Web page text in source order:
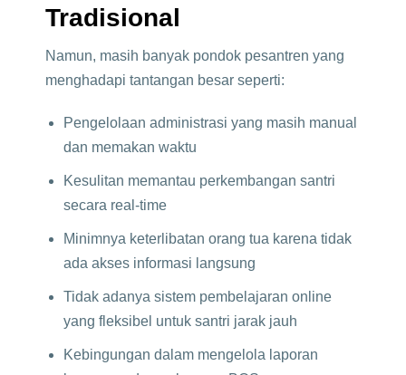
Tradisional
Namun, masih banyak pondok pesantren yang
menghadapi tantangan besar seperti:
Pengelolaan administrasi yang masih manual
dan memakan waktu
Kesulitan memantau perkembangan santri
secara real-time
Minimnya keterlibatan orang tua karena tidak
ada akses informasi langsung
Tidak adanya sistem pembelajaran online
yang fleksibel untuk santri jarak jauh
Kebingungan dalam mengelola laporan